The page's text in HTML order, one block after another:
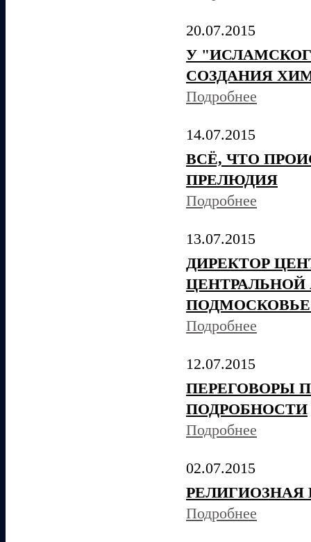
20.07.2015
У
СОЗДАНИЯ
Подробнее
14.07.2015
ВСЁ, ЧТО
ПРЕЛЮДИЯ
Подробнее
13.07.2015
ДИРЕКТОР
ЦЕНТРАЛЬНОЙ
Подробнее
12.07.2015
ПЕРЕГОВОРЫ
ПОДРОБНОСТИ
Подробнее
02.07.2015
Подробнее